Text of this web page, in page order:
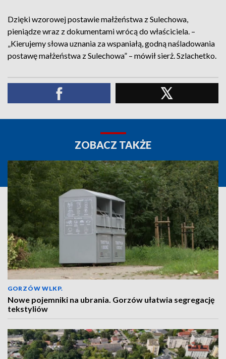
Dzięki wzorowej postawie małżeństwa z Sulechowa,
pieniądze wraz z dokumentami wrócą do właściciela. –
„Kierujemy słowa uznania za wspaniałą, godną naśladowania
postawę małżeństwa z Sulechowa” – mówił sierż. Szlachetko.
ZOBACZ TAKŻE
GORZÓW WLKP.
Nowe pojemniki na ubrania. Gorzów ułatwia segregację
tekstyliów